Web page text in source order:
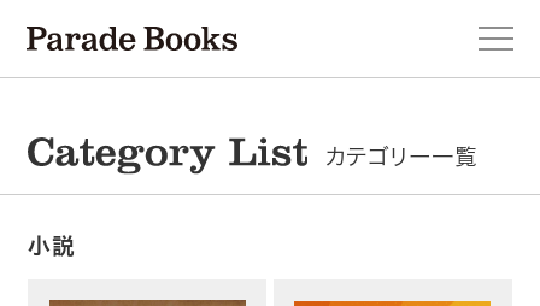
カテゴリー一覧
小説